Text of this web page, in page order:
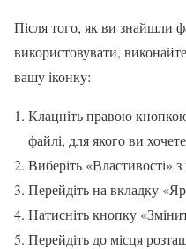
Після того, як ви знайшли
використовувати,
вашу іконку:
Клацніть правою
файлі, для якого ви
Виберіть «Властивості»
Перейдіть на вкладку
Натисніть кнопку
Перейдіть до місця